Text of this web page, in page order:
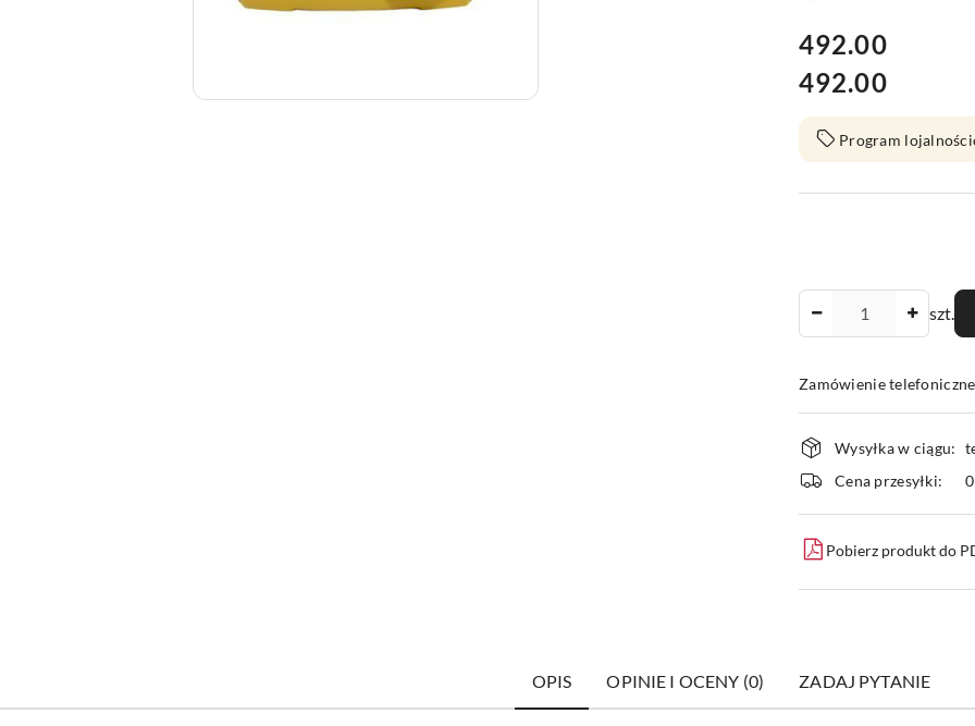
cena:
492.00
Cena:
492.00
Program
szt.
Zamówienie
Dostępność
i
dostawa
Wysyłka w ciągu:
Cena przesyłki:
0
Pobierz produkt do
OPIS OPINIE I OCENY (0) ZADAJ PYTANIE